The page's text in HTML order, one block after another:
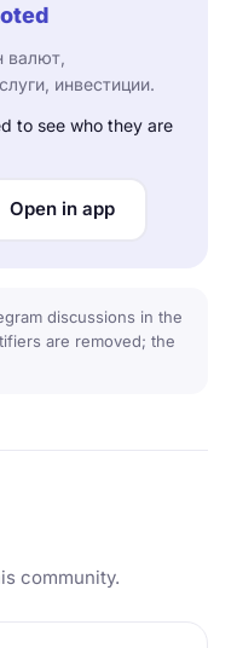
валют,
инвестиции.
to see who they are
Open in app
discussions in the
are removed; the
community.